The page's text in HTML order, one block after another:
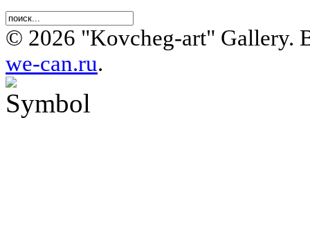
© 2026 "Kovcheg-art" Gallery.
we-can.ru.